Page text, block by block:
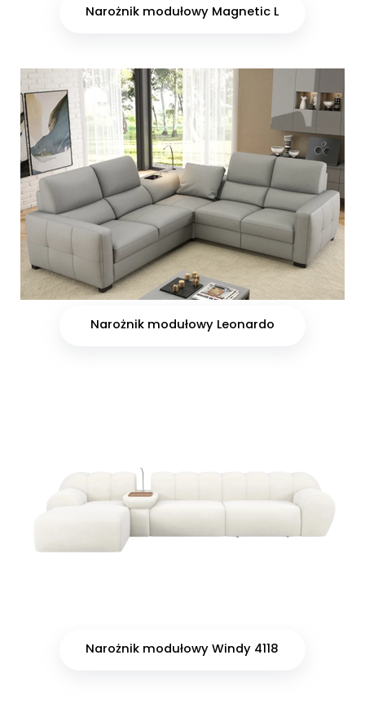
Narożnik modułowy Magnetic L
Narożnik modułowy Leonardo
Narożnik modułowy Windy 4118